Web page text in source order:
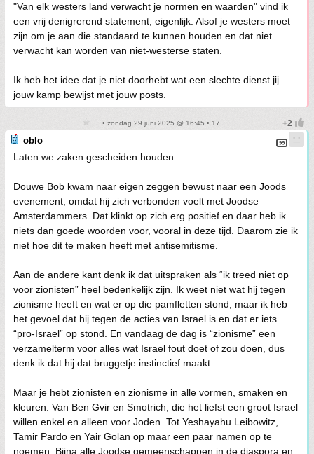
"Van elk westers land verwacht je normen en waarden" vind ik
een vrij denigrerend statement, eigenlijk. Alsof je westers moet
zijn om je aan die standaard te kunnen houden en dat niet
verwacht kan worden van niet-westerse staten.
Ik heb het idee dat je niet doorhebt wat een slechte dienst jij
jouw kamp bewijst met jouw posts.
• zondag 29 juni 2025 @ 16:45 • 17
oblo
Laten we zaken gescheiden houden.
Douwe Bob kwam naar eigen zeggen bewust naar een Joods
evenement, omdat hij zich verbonden voelt met Joodse
Amsterdammers. Dat klinkt op zich erg positief en daar heb ik
niets dan goede woorden voor, vooral in deze tijd. Daarom zie ik
niet hoe dit te maken heeft met antisemitisme.
Aan de andere kant denk ik dat uitspraken als “ik treed niet op
voor zionisten” heel bedenkelijk zijn. Ik weet niet wat hij tegen
zionisme heeft en wat er op die pamfletten stond, maar ik heb
het gevoel dat hij tegen de acties van Israel is en dat er iets
“pro-Israel” op stond. En vandaag de dag is “zionisme” een
verzamelterm voor alles wat Israel fout doet of zou doen, dus
denk ik dat hij dat bruggetje instinctief maakt.
Maar je hebt zionisten en zionisme in alle vormen, smaken en
kleuren. Van Ben Gvir en Smotrich, die het liefst een groot Israel
willen enkel en alleen voor Joden. Tot Yeshayahu Leibowitz,
Tamir Pardo en Yair Golan op maar een paar namen op te
noemen. Bijna alle Joodse gemeenschappen in de diaspora en